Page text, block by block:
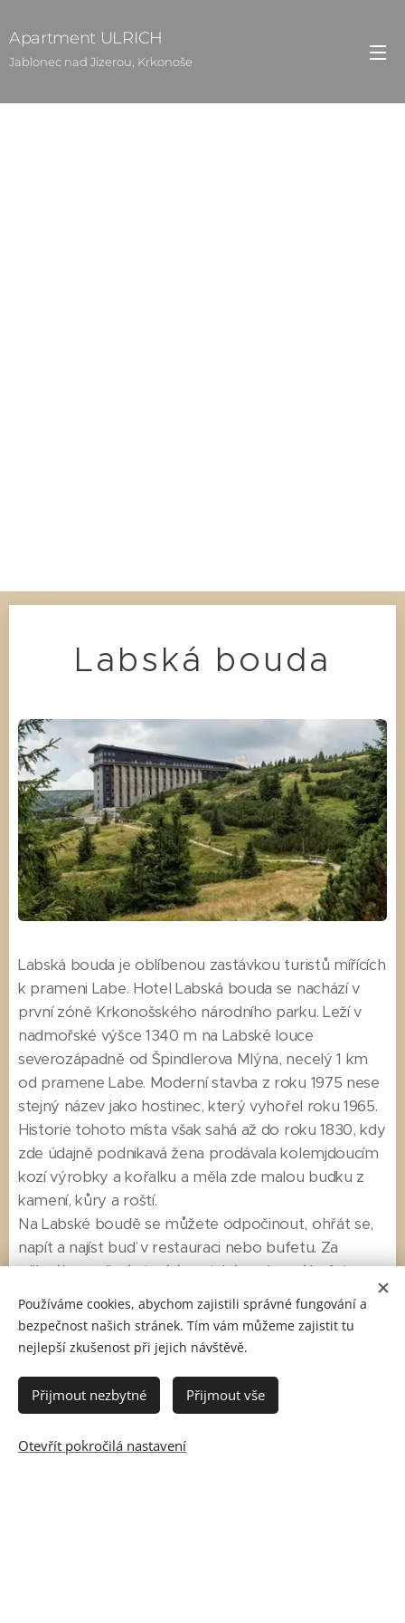
Apartment ULRICH
Jablonec nad Jizerou, Krkonoše
Labská bouda
Labská bouda je oblíbenou zastávkou turistů mířících
k prameni Labe. Hotel Labská bouda se nachází v
první zóně Krkonošského národního parku. Leží v
nadmořské výšce 1340 m na Labské louce
severozápadně od Špindlerova Mlýna, necelý 1 km
od pramene Labe. Moderní stavba z roku 1975 nese
stejný název jako hostinec, který vyhořel roku 1965.
Historie tohoto místa však sahá až do roku 1830, kdy
zde údajně podnikavá žena prodávala kolemjdoucím
kozí výrobky a kořalku a měla zde malou budku z
kamení, kůry a roští.
Na Labské boudě se můžete odpočinout, ohřát se,
napít a najíst buď v restauraci nebo bufetu. Za
pěkného počasí otevíráme také venkovní bufet,
takže se můžete občerstvit bez nutnosti chodit
dovnitř objektu.
Na Labské boudě je umístěna trvalá meteorologická
hydrometeorologického ústavu v Hradci Králové.
Používáme cookies, abychom zajistili správné fungování a
bezpečnost našich stránek. Tím vám můžeme zajistit tu
nejlepší zkušenost při jejich návštěvě.
Přijmout nezbytné Přijmout vše
Otevřít pokročilá nastavení